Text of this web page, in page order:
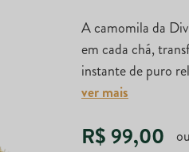
A camomila da
em cada chá,
instante de puro
ver mais
R$ 99,00 ou